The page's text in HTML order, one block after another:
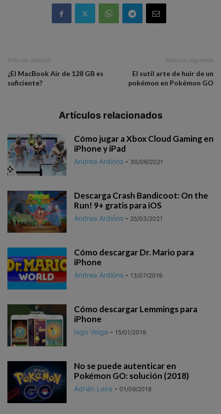
Artículo anterior
¿El MacBook Air de 128 GB es
suficiente?
Artículo siguiente
El sutil arte de huir de un
pokémon en Pokémon GO
Artículos relacionados
Cómo jugar a Xbox Cloud Gaming en
iPhone y iPad
Andrea Ardións - 30/06/2021
Descarga Crash Bandicoot: On the
Run‪!‬ 9+ gratis para iOS
Andrea Ardións - 25/03/2021
Cómo descargar Dr. Mario para
iPhone
Andrea Ardións - 13/07/2019
Cómo descargar Lemmings para
iPhone
Iago Veiga - 15/01/2019
No se puede autenticar en
Pokémon GO: solución (2018)
Adrián Leira - 01/09/2018